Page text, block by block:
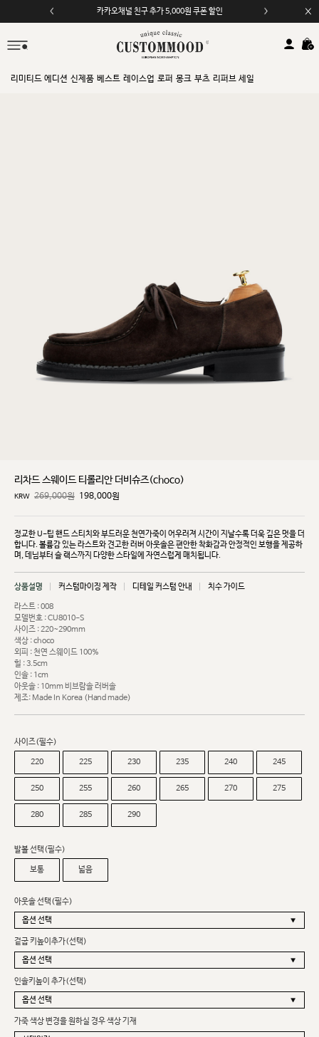
카카오채널 친구 추가 5,000원 쿠폰 할인
리미티드 에디션 신제품 베스트 레이스업 로퍼 몽크 부츠 리퍼브 세일
리차드 스웨이드 티롤리안 더비슈즈(choco)
KRW 269,000원 198,000원
정교한 U-팁 핸드 스티치와 부드러운 천연가죽이 어우러져 시간이 지날수록 더욱 깊은 멋을 더
합니다. 볼륨감 있는 라스트와 견고한 러버 아웃솔은 편안한 착화감과 안정적인 보행을 제공하
며, 데님부터 슬랙스까지 다양한 스타일에 자연스럽게 매치됩니다.
상품설명 커스텀마이징 제작 디테일 커스텀 안내 치수 가이드
라스트 : 008
모델번호 : CU8010-S
사이즈 : 220~290mm
색상 : choco
외피 : 천연 스웨이드 100%
힐 : 3.5cm
인솔 : 1cm
아웃솔 : 10mm 비브람솔 러버솔
제조: Made In Korea (Hand made)
사이즈(필수)
220 225 230 235 240 245
250 255 260 265 270 275
280 285 290
발볼 선택(필수)
보통 넓음
아웃솔 선택(필수)
겉굽 키높이추가(선택)
인솔키높이 추가(선택)
가죽 색상 변경을 원하실 경우 색상 기재